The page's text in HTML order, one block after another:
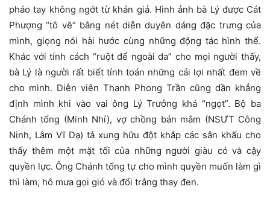
pháo tay không ngớt từ khán giả. Hình ảnh bà Lý được Cát
Phượng “tô vẽ” bằng nét diễn duyên dáng đặc trưng của
mình, giọng nói hài hước cùng những động tác hình thể.
Khác với tính cách “ruột để ngoài da” cho mọi người thấy,
bà Lý là người rất biết tính toán những cái lợi nhất đem về
cho mình. Diễn viên Thanh Phong Trần cũng dần khẳng
định mình khi vào vai ông Lý Trưởng khá “ngọt”. Bộ ba
Chánh tổng (Minh Nhí), vợ chồng bán mắm (NSƯT Công
Ninh, Lâm Vĩ Dạ) tả xung hữu đột khắp các sân khấu cho
thấy thêm một mặt tối của những người giàu có và cậy
quyền lực. Ông Chánh tổng tự cho mình quyền muốn làm gì
thì làm, hô mưa gọi gió và đổi trắng thay đen.